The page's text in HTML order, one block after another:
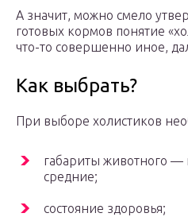
А значит, можно смело
готовых кормов понятие
что-то совершенно иное,
Как выбрать?
При выборе холистиков
габариты животного
средние;
состояние здоровья;